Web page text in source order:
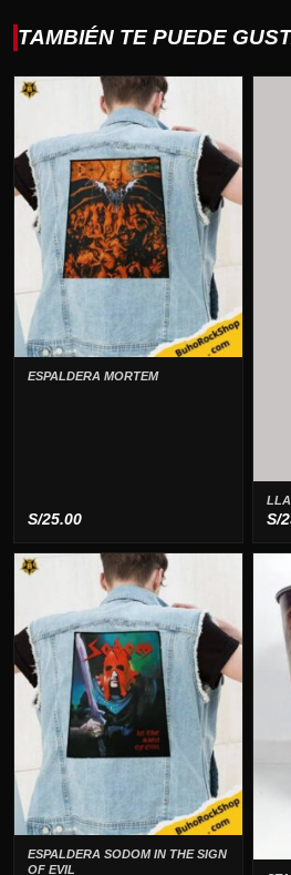
TAMBIÉN TE PUEDE
ESPALDERA MORTEM
S/25.00 S/
ESPALDERA SODOM IN THE SIGN
OF EVIL